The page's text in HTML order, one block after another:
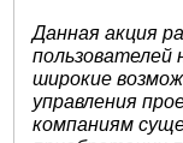
Данная акция
широкие
управления
компаниям